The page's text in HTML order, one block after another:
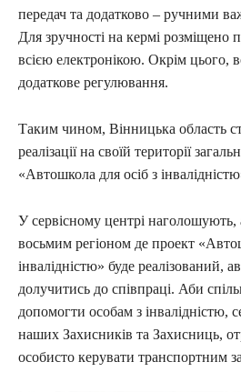
передач та додатково – ручними
Для зручності на кермі розміщено
всією електронікою. Окрім цього,
додаткове регулювання.
Таким чином, Вінницька область
реалізації на своїй території
«Автошкола для осіб з
У сервісному центрі
восьмим регіоном де проект
інвалідністю» буде реалізований,
долучитись до співпраці. Аби
допомогти особам з інвалідністю,
наших Захисників та Захисниць,
особисто керувати транспортним